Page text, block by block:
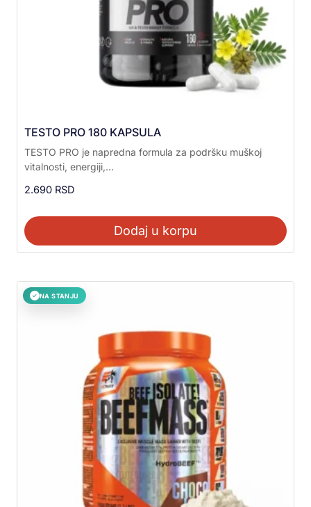
TESTO PRO 180 KAPSULA
TESTO PRO je napredna formula za podršku muškoj
vitalnosti, energiji,...
2.690 RSD
Dodaj u korpu
✓ NA STANJU